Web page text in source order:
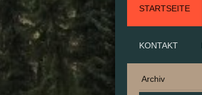
STARTSEITE
KONTAKT
Archiv